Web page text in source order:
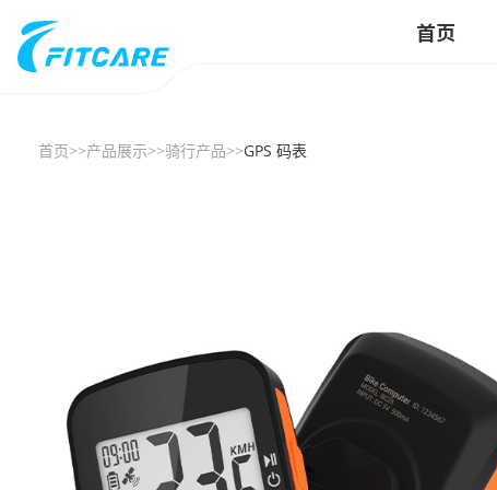
首页
首页>>产品展示>>骑行产品>>GPS 码表